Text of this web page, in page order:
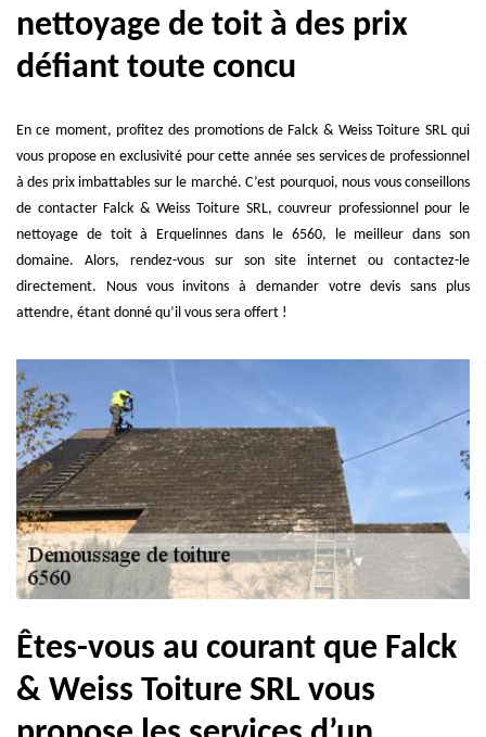
nettoyage de toit à des prix
défiant toute concu
En ce moment, profitez des promotions de Falck & Weiss Toiture SRL qui
vous propose en exclusivité pour cette année ses services de professionnel
à des prix imbattables sur le marché. C’est pourquoi, nous vous conseillons
de contacter Falck & Weiss Toiture SRL, couvreur professionnel pour le
nettoyage de toit à Erquelinnes dans le 6560, le meilleur dans son
domaine. Alors, rendez-vous sur son site internet ou contactez-le
directement. Nous vous invitons à demander votre devis sans plus
attendre, étant donné qu’il vous sera offert !
Êtes-vous au courant que Falck
& Weiss Toiture SRL vous